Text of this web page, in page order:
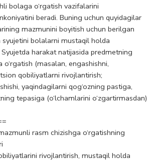
bolaga o‘rgatish vazifalarini
beradi. Buning uchun quyidagilar
mazmunini boyitish uchun berilgan
syujetini bolalarni mustaqil holda
Syujetda harakat natijasida predmetning
o‘rgatish (masalan, engashishni,
qobiliyatlarni rivojlantirish;
yaqindagilarni qog‘ozning pastiga,
tepasiga (o‘lchamlarini o‘zgartirmasdan)
rasm chizishga o‘rgatishning
rivojlantirish, mustaqil holda